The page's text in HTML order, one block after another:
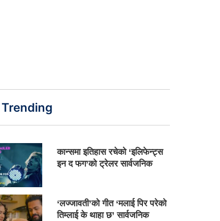
Trending
कान्समा इतिहास रचेको ‘इलिफेन्ट्स
इन द फग’को ट्रेलर सार्वजनिक
‘लज्जावती’को गीत ‘मलाई पिर परेको
तिम्लाई के थाहा छ’ सार्वजनिक